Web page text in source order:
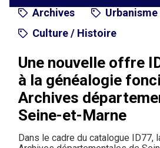
Archives
Urbanisme
Culture / Histoire
Une nouvelle offre
à la généalogie
Archives
Seine-et-Marne
Dans le cadre du catalogue ID77,